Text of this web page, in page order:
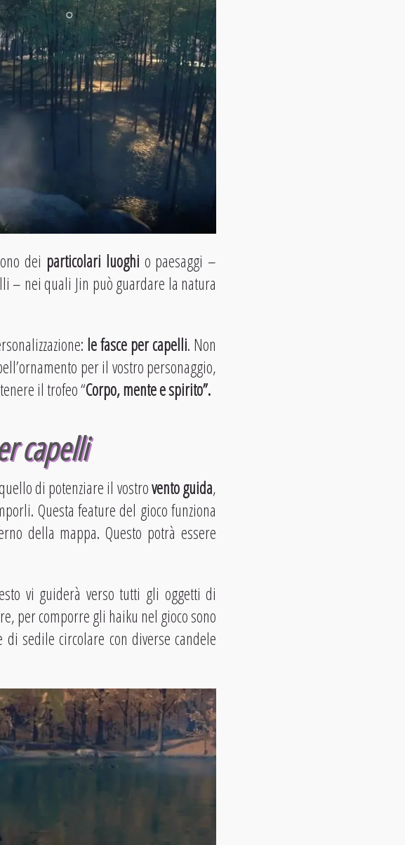
dei particolari luoghi o paesaggi –
– nei quali Jin può guardare la natura
le fasce per capelli. Non
per il vostro personaggio,
il trofeo “Corpo, mente e spirito”.
capelli
di potenziare il vostrovento guida,
Questa feature del gioco funziona
della mappa. Questo potrà essere
vi guiderà verso tutti gli oggetti di
per comporre gli haiku nel gioco sono
sedile circolare con diverse candele